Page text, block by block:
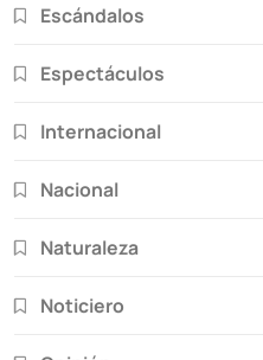
Escándalos
Espectáculos
Internacional
Nacional
Naturaleza
Noticiero